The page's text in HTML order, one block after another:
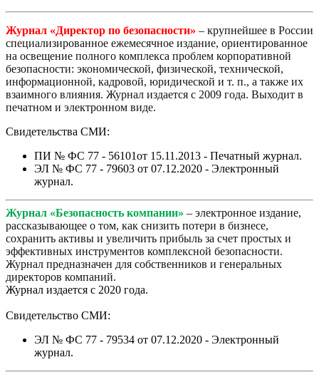
Журнал «Директор по безопасности» – крупнейшее в России
специализированное ежемесячное издание, ориентированное
на освещение полного комплекса проблем корпоративной
безопасности: экономической, физической, технической,
информационной, кадровой, юридической и т. п., а также их
взаимного влияния. Журнал издается с 2009 года. Выходит в
печатном и электронном виде.
Свидетельства СМИ:
ПИ № ФС 77 - 56101от 15.11.2013 - Печатный журнал.
ЭЛ № ФС 77 - 79603 от 07.12.2020 - Электронный
журнал.
Журнал «Безопасность компании» – электронное издание,
рассказывающее о том, как снизить потери в бизнесе,
сохранить активы и увеличить прибыль за счет простых и
эффективных инструментов комплексной безопасности.
Журнал предназначен для собственников и генеральных
директоров компаний.
Журнал издается с 2020 года.
Свидетельство СМИ:
ЭЛ № ФС 77 - 79534 от 07.12.2020 - Электронный
журнал.